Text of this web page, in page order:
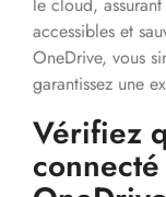
accessibles et
OneDrive, vous
garantissez une
Vérifiez